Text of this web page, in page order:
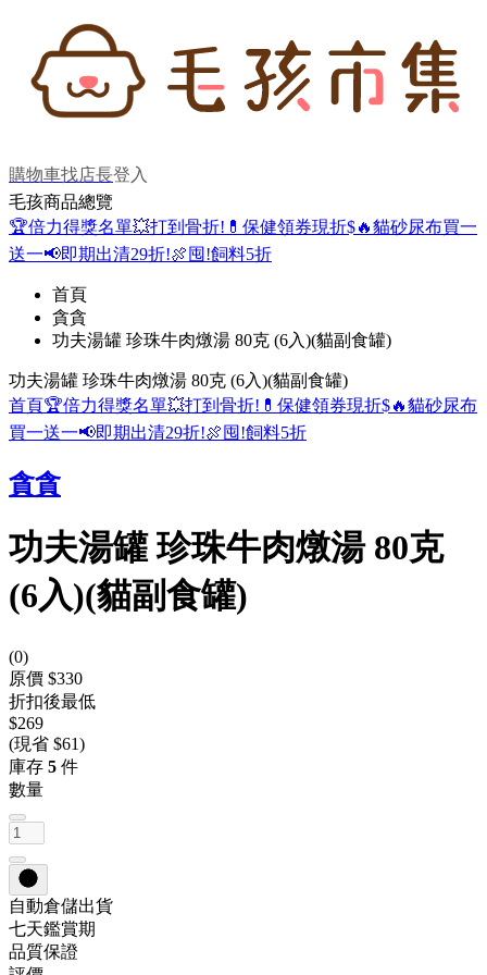
購物車找店長登入
毛孩商品總覽
🏆倍力得獎名單💥打到骨折! 💊保健領券現折$🔥貓砂尿布買一
送一📢即期出清29折!🍖囤!飼料5折
首頁
貪貪
功夫湯罐 珍珠牛肉燉湯 80克 (6入)(貓副食罐)
功夫湯罐 珍珠牛肉燉湯 80克 (6入)(貓副食罐)
首頁🏆倍力得獎名單💥打到骨折! 💊保健領券現折$🔥貓砂尿布
買一送一📢即期出清29折!🍖囤!飼料5折
貪貪
功夫湯罐 珍珠牛肉燉湯 80克
(6入)(貓副食罐)
(0)
原價 $330
折扣後最低
$269
(現省 $61)
庫存 5 件
數量
自動倉儲出貨
七天鑑賞期
品質保證